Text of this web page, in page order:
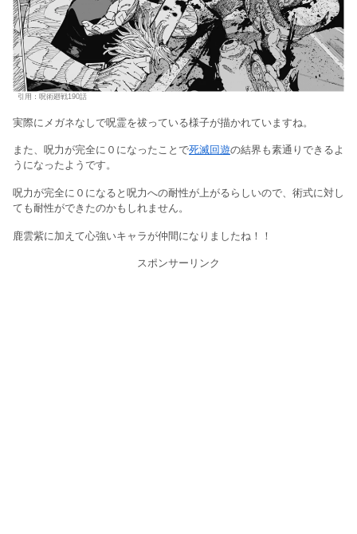
引用：呪術廻戦190話
実際にメガネなしで呪霊を祓っている様子が描かれていますね。
また、呪力が完全に０になったことで死滅回遊の結界も素通りできるよ
うになったようです。
呪力が完全に０になると呪力への耐性が上がるらしいので、術式に対し
ても耐性ができたのかもしれません。
鹿雲紫に加えて心強いキャラが仲間になりましたね！！
スポンサーリンク